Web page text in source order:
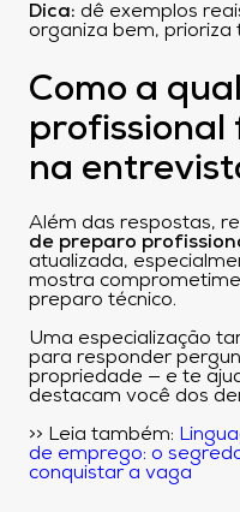
Dica: dê exemplos
organiza bem,
Como a
profissional
na
Além das respostas,
de preparo
atualizada,
mostra
preparo técnico.
Uma especialização
para responder
propriedade — e te
destacam você dos
>> Leia também:
de emprego: o
conquistar a vaga